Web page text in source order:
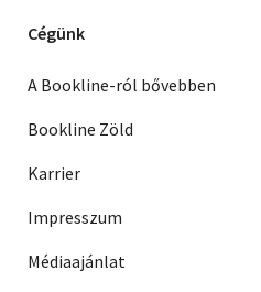
Cégünk
A Bookline-ról bővebben
Bookline Zöld
Karrier
Impresszum
Médiaajánlat